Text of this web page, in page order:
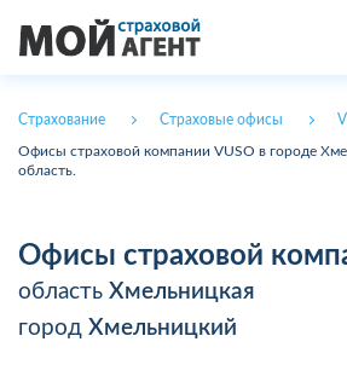
Страхование Страховые офисы
Офисы страховой компании VUSO в городе
область.
Офисы страховой
область Хмельницкая
город Хмельницкий